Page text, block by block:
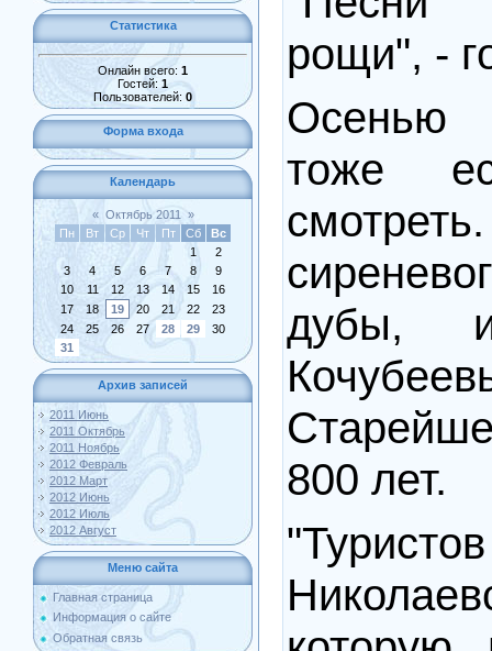
Статистика
Онлайн всего: 1
Гостей: 1
Пользователей: 0
Форма входа
Календарь
« Октябрь 2011
»
Пн
Вт Ср Чт Пт Сб
Вс
1
2
3
4 5 6 7 8
9
10
11 12 13 14 15
16
17
18 19 20 21 22
23
24
25 26 27 28 29
30
31
Архив записей
2011 Июнь
2011 Октябрь
2011 Ноябрь
2012 Февраль
2012 Март
2012 Июнь
2012 Июль
2012 Август
Меню сайта
Главная страница
Информация о сайте
Обратная связь
рощи", -
Осенью
тоже
дубы,
800 лет.